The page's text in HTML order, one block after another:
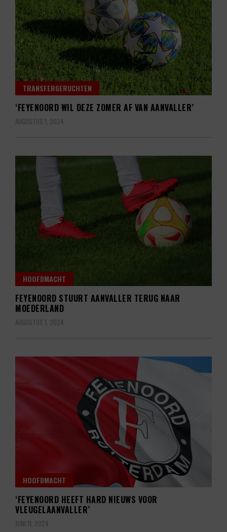
TRANSFERGERUCHTEN
‘FEYENOORD WIL DEZE ZOMER AF VAN AANVALLER’
AUGUSTUS 1, 2024
HOOFDMACHT
FEYENOORD STUURT AANVALLER TERUG NAAR
MOEDERLAND
AUGUSTUS 1, 2024
HOOFDMACHT
‘FEYENOORD HEEFT HARD NIEUWS VOOR
VLEUGELAANVALLER’
JUNI 11, 2024